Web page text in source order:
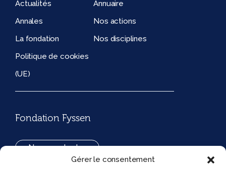
Gérer le consentement
Actualités
Annuaire
Annales
Nos actions
La fondation
Nos disciplines
Politique de cookies
(UE)
Fondation Fyssen
Nous contacter